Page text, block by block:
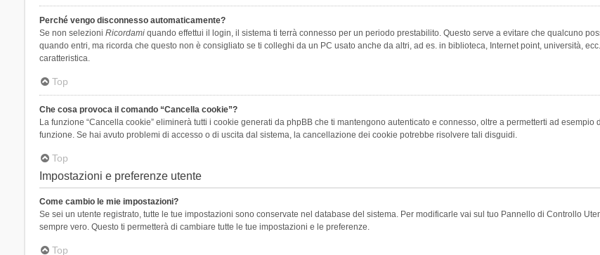
Perché vengo disconnesso automaticamente?
Se non selezioni Ricordamiquando effettui il login, il sistema ti terrà connesso per un periodo prestabilito. Questo serve a evitare che qualcuno
quando entri, ma ricorda che questo non è consigliato se ti colleghi da un PC usato anche da altri, ad es. in biblioteca, Internet point, università,
caratteristica.
Top
Che cosa provoca il comando “Cancella cookie”?
La funzione “Cancella cookie” eliminerà tutti i cookie generati da phpBB che ti mantengono autenticato e connesso, oltre a permetterti ad
funzione. Se hai avuto problemi di accesso o di uscita dal sistema, la cancellazione dei cookie potrebbe risolvere tali disguidi.
Top
Impostazioni e preferenze utente
Come cambio le mie impostazioni?
Se sei un utente registrato, tutte le tue impostazioni sono conservate nel database del sistema. Per modificarle vai sul tuo Pannello di Controllo
sempre vero. Questo ti permetterà di cambiare tutte le tue impostazioni e le preferenze.
Top